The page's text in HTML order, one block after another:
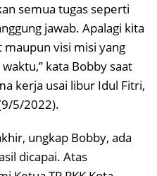
semua tugas seperti
jawab. Apalagi kita
visi misi yang
kata Bobby saat
kerja usai libur Idul Fitri,
5/2022).
ungkap Bobby, ada
dicapai. Atas